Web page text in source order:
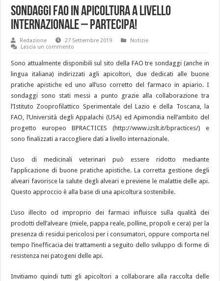
Sondaggi FAO in apicoltura a livello
Internazionale – PARTECIPA!
Redazione 27 Settembre 2019
Notizie
Lascia un commento
Sono attualmente disponibili sul sito della FAO tre sondaggi (anche in
lingua italiana) indirizzati agli apicoltori, due dedicati alle buone
pratiche apistiche ed uno all’uso corretto del farmaco in apiario. I
sondaggi sono stati messi a punto grazie alla collaborazione tra
l’Istituto Zooprofilattico Sperimentale del Lazio e della Toscana, la
FAO, l’Università degli Appalachi (USA) ed Apimondia nell’ambito del
progetto europeo BPRACTICES (http://www.izslt.it/bpractices/) e
sono finalizzati a raccogliere dati a livello internazionale.
L’uso di medicinali veterinari può essere ridotto mediante
l’applicazione di buone pratiche apistiche. La corretta gestione degli
alveari favorisce la salute degli alveari e previene le malattie delle api.
Questo approccio è alla base di una apicoltura sostenibile.
L’uso illecito od improprio dei farmaci influisce sulla qualità dei
prodotti dell’alveare (miele, pappa reale, polline, propoli e cera) per la
presenza di residui pericolosi per i consumatori, oppure comporta nel
tempo l’inefficacia dei trattamenti a seguito dello sviluppo di forme di
resistenza nei patogeni delle api.
Invitiamo quindi tutti gli apicoltori a collaborare alla raccolta delle